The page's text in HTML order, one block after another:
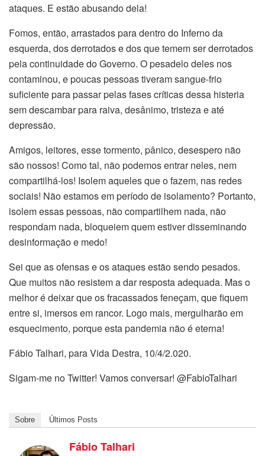
ataques. E estão abusando dela!
Fomos, então, arrastados para dentro do Inferno da
esquerda, dos derrotados e dos que temem ser derrotados
pela continuidade do Governo. O pesadelo deles nos
contaminou, e poucas pessoas tiveram sangue-frio
suficiente para passar pelas fases críticas dessa histeria
sem descambar para raiva, desânimo, tristeza e até
depressão.
Amigos, leitores, esse tormento, pânico, desespero não
são nossos! Como tal, não podemos entrar neles, nem
compartilhá-los! Isolem aqueles que o fazem, nas redes
sociais! Não estamos em período de isolamento? Portanto,
isolem essas pessoas, não compartilhem nada, não
respondam nada, bloqueiem quem estiver disseminando
desinformação e medo!
Sei que as ofensas e os ataques estão sendo pesados.
Que muitos não resistem a dar resposta adequada. Mas o
melhor é deixar que os fracassados feneçam, que fiquem
entre si, imersos em rancor. Logo mais, mergulharão em
esquecimento, porque esta pandemia não é eterna!
Fábio Talhari, para Vida Destra, 10/4/2.020.
Sigam-me no Twitter! Vamos conversar! @FabioTalhari
Sobre Últimos Posts
Fábio Talhari